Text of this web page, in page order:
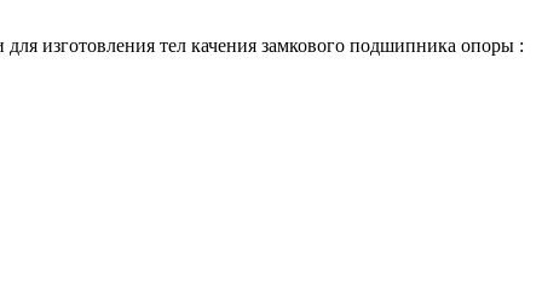
изготовления тел качения замкового подшипника опоры :